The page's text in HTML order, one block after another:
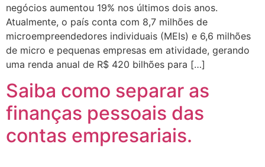
negócios aumentou 19% nos últimos dois anos.
Atualmente, o país conta com 8,7 milhões de
microempreendedores individuais (MEIs) e 6,6 milhões
de micro e pequenas empresas em atividade, gerando
uma renda anual de R$ 420 bilhões para […]
Saiba como separar as
finanças pessoais das
contas empresariais.